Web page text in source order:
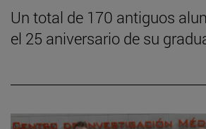
Un total de 170 antiguos
el 25 aniversario de su